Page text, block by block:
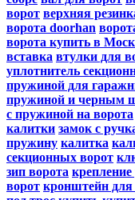
ворот верхняя
ворота doorhan
ворота купить в
вставка втулки для
уплотнитель
пружиной для
пружиной и черным
с пружиной на ворота
калитки замок с
пружину калитка
секционных ворот
зип ворота
ворот кронштейн для